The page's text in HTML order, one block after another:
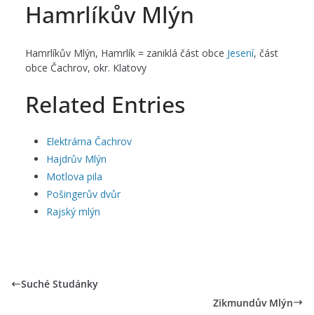
Hamrlíkův Mlýn
Hamrlíkův Mlýn, Hamrlík = zaniklá část obce Jesení, část
obce Čachrov, okr. Klatovy
Related Entries
Elektrárna Čachrov
Hajdrův Mlýn
Motlova pila
Pošingerův dvůr
Rajský mlýn
Suché Studánky
Zikmundův Mlýn